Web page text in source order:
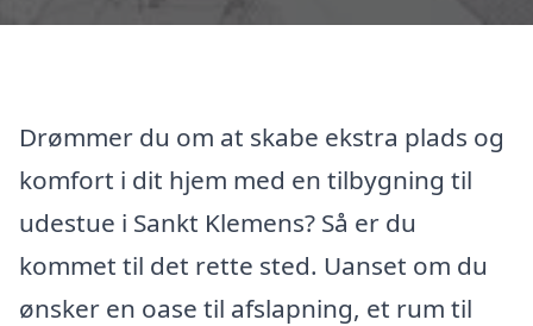
Drømmer du om at skabe ekstra plads og
komfort i dit hjem med en tilbygning til
udestue i Sankt Klemens? Så er du
kommet til det rette sted. Uanset om du
ønsker en oase til afslapning, et rum til